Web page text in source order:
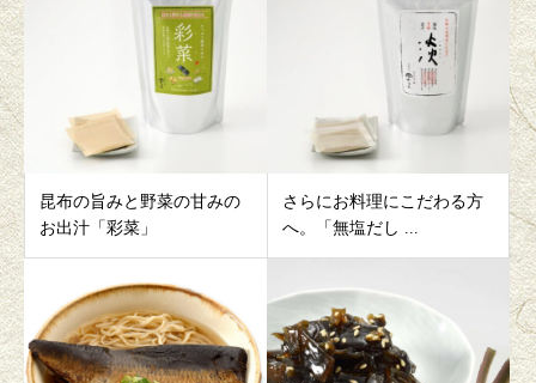
昆布の旨みと野菜の甘みの
お出汁「彩菜」
さらにお料理にこだわる方
へ。「無塩だし ...